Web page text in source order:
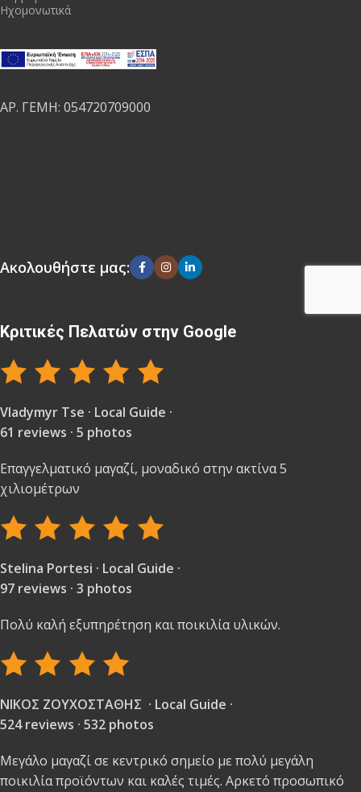
Ηχομονωτικά
ΑΡ. ΓΕΜΗ: 054720709000
Ακολουθήστε μας:
Κριτικές Πελατών στην Google
Vladymyr Tse · Local Guide ·
61 reviews · 5 photos
Επαγγελματικό μαγαζί, μοναδικό στην ακτίνα 5
χιλιομέτρων
Stelina Portesi · Local Guide ·
97 reviews · 3 photos
Πολύ καλή εξυπηρέτηση και ποικιλία υλικών.
ΝΙΚΟΣ ΖΟΥΧΟΣΤΑΘΗΣ · Local Guide ·
524 reviews · 532 photos
Μεγάλο μαγαζί σε κεντρικό σημείο με πολύ μεγάλη
ποικιλία προϊόντων και καλές τιμές. Αρκετό προσωπικό